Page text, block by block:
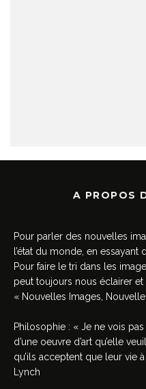
A PROPOS
Pour parler des nouvelles
l’état du monde, en essayant
Pour faire le tri dans les
peut toujours nous éclairer
« Nouvelles Images,
Philosophie : « Je ne vois
d’une oeuvre d’art qu’elle
qu’ils acceptent que leur vie
Lynch